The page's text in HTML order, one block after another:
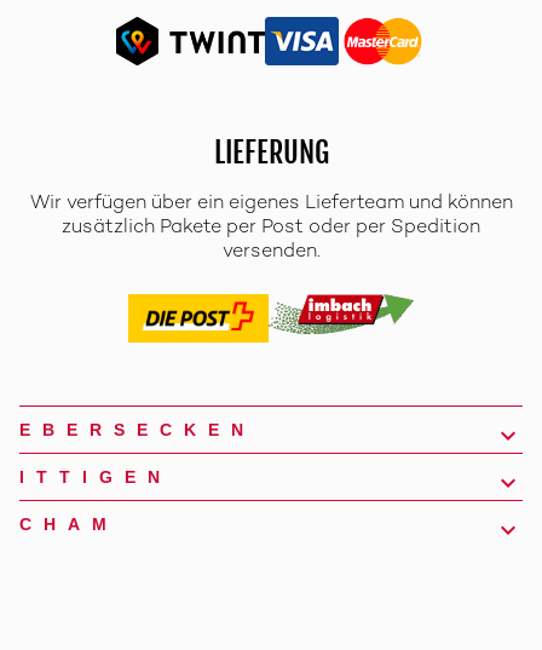
LIEFERUNG
Wir verfügen über ein eigenes Lieferteam und können
zusätzlich Pakete per Post oder per Spedition
versenden.
EBERSECKEN
ITTIGEN
CHAM